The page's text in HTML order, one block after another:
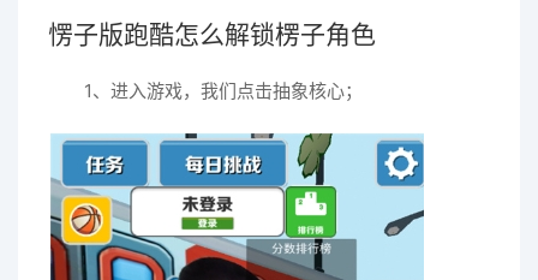
愣子版跑酷怎么解锁楞子角色
1、进入游戏，我们点击抽象核心；